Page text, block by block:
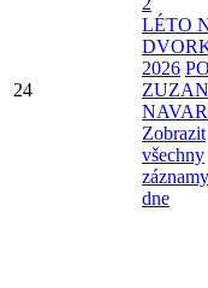
24
LÉTO
2026
Zobrazit
všechny
dne